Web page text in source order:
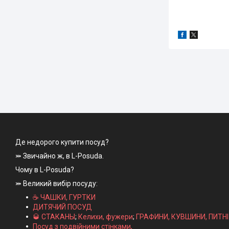
Де недорого купити посуд?
⤗ Звичайно ж, в L-Posuda.
Чому в L-Posuda?
⤗ Великий вибір посуду:
☕ ЧАШКИ, ГУРТКИ
ДИТЯЧИЙ ПОСУД
🥃 СТАКАНЫ; Келихи, фужери; ГРАФИНИ, КУВШИНИ,
Посуд з подвійними стінками,